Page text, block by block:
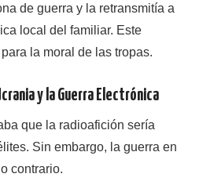
de guerra y la retransmitía a
local del familiar. Este
la moral de las tropas.
y la Guerra Electrónica
que la radioafición sería
Sin embargo, la guerra en
contrario.